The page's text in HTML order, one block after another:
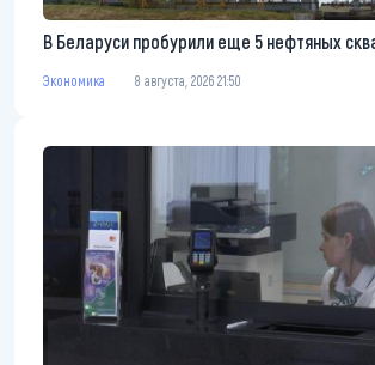
В Беларуси пробурили еще 5 нефтяных
Экономика 8 августа, 2026 21:50